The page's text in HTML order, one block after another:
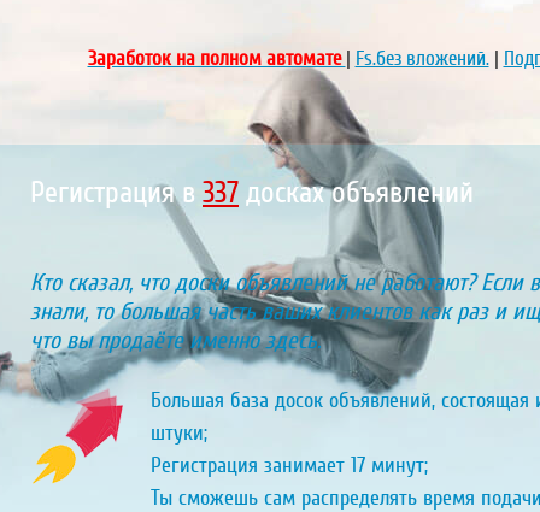
Заработок на полном автомате| Fs.без вложений.|
Регистрация в 405 досках объявлений
Кто сказал, что доски объявлений не работают? Если
знали, то большая часть ваших клиентов как раз и
что вы продаёте именно здесь.
Большая база досок объявлений, состоящая
штуки;
Регистрация занимает 17 минут;
Ты сможешь сам распределять время